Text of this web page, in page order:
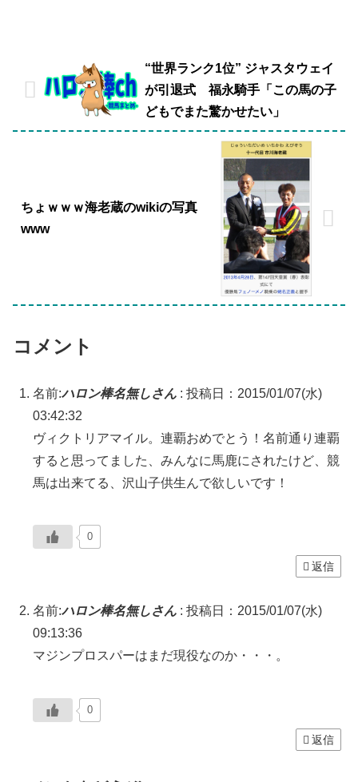
“世界ランク1位” ジャスタウェイ
が引退式 福永騎手「この馬の子
どもでまた驚かせたい」
ちょｗｗｗ海老蔵のwikiの写真
www
コメント
名前:ハロン棒名無しさん : 投稿日：2015/01/07(水)
03:42:32
ヴィクトリアマイル。連覇おめでとう！名前通り連覇
すると思ってました、みんなに馬鹿にされたけど、競
馬は出来てる、沢山子供生んで欲しいです！
0
返信
名前:ハロン棒名無しさん : 投稿日：2015/01/07(水)
09:13:36
マジンプロスパーはまだ現役なのか・・・。
0
返信